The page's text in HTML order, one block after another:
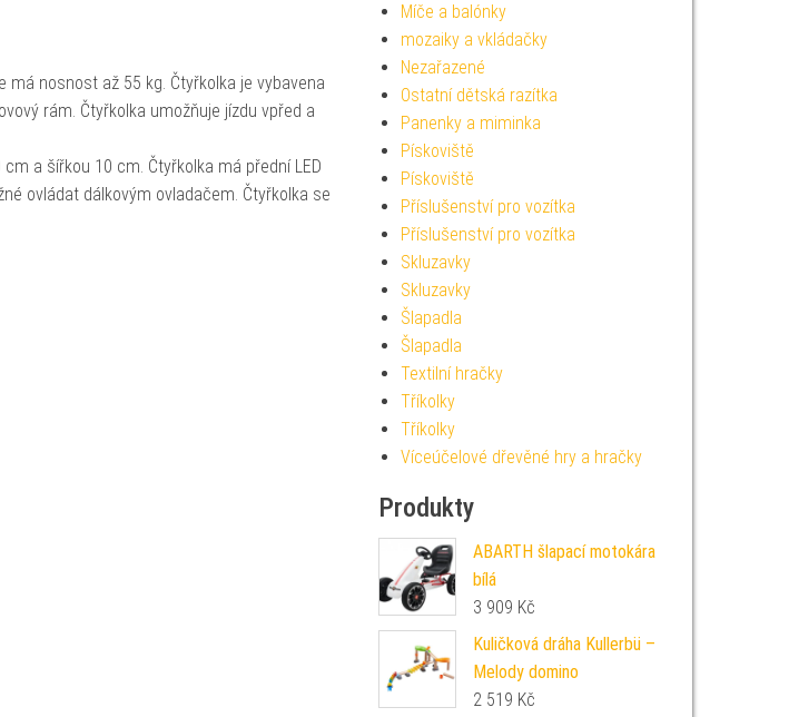
má nosnost až 55 kg. Čtyřkolka je vybavena
rám. Čtyřkolka umožňuje jízdu vpřed a
a šířkou 10 cm. Čtyřkolka má přední LED
ovládat dálkovým ovladačem. Čtyřkolka se
Míče a balónky
mozaiky a vkládačky
Nezařazené
Ostatní dětská razítka
Panenky a miminka
Pískoviště
Pískoviště
Příslušenství pro vozítka
Příslušenství pro vozítka
Skluzavky
Skluzavky
Šlapadla
Šlapadla
Textilní hračky
Tříkolky
Tříkolky
Víceúčelové dřevěné hry a hračky
Produkty
ABARTH šlapací motokára
bílá
3 909 Kč
Kuličková dráha Kullerbü –
Melody domino
2 519 Kč